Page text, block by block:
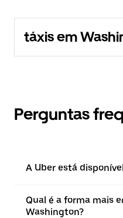
táxis em
Perguntas
A Uber está
Qual é a forma mais
Washington?